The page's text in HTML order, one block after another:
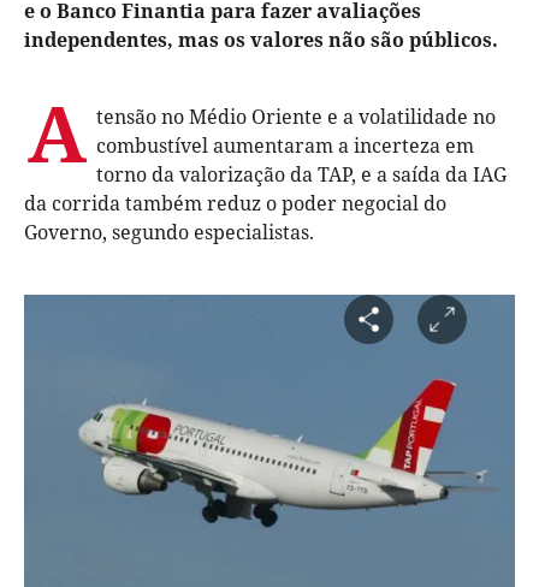
e o Banco Finantia para fazer avaliações
independentes, mas os valores não são públicos.
A tensão no Médio Oriente e a volatilidade no
combustível aumentaram a incerteza em
torno da valorização da TAP, e a saída da IAG
da corrida também reduz o poder negocial do
Governo, segundo especialistas.